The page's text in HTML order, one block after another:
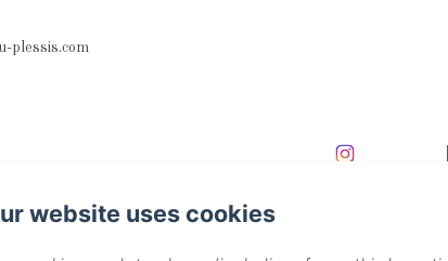
plessis.com
website uses cookies